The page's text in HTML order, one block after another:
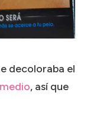
decoloraba el
, así que